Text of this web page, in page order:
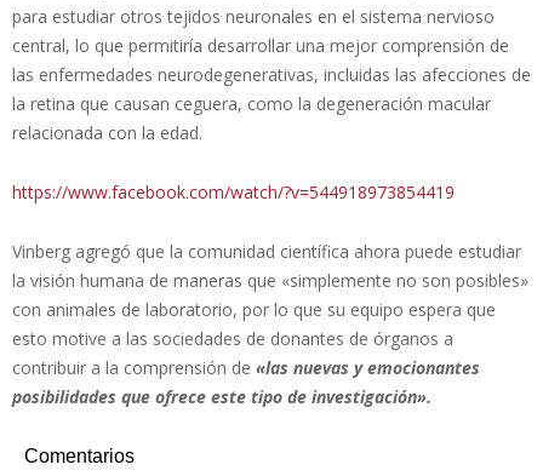
para estudiar otros tejidos neuronales en el sistema nervioso
central, lo que permitiría desarrollar una mejor comprensión de
las enfermedades neurodegenerativas, incluidas las afecciones de
la retina que causan ceguera, como la degeneración macular
relacionada con la edad.
https://www.facebook.com/watch/?v=544918973854419
Vinberg agregó que la comunidad científica ahora puede estudiar
la visión humana de maneras que «simplemente no son posibles»
con animales de laboratorio, por lo que su equipo espera que
esto motive a las sociedades de donantes de órganos a
contribuir a la comprensión de «las nuevas y emocionantes
posibilidades que ofrece este tipo de investigación».
Comentarios